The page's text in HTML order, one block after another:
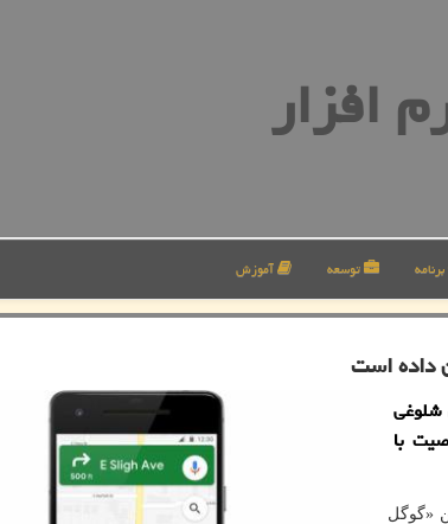
افزار
برنامه توسعه آموزش
داده است
با
«گوگل